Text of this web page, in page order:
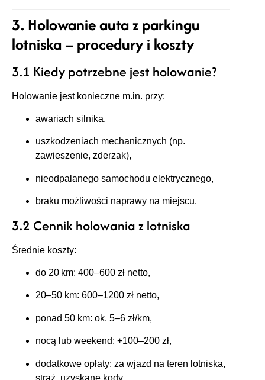
3. Holowanie auta z parkingu
lotniska – procedury i koszty
3.1 Kiedy potrzebne jest holowanie?
Holowanie jest konieczne m.in. przy:
awariach silnika,
uszkodzeniach mechanicznych (np.
zawieszenie, zderzak),
nieodpalanego samochodu elektrycznego,
braku możliwości naprawy na miejscu.
3.2 Cennik holowania z lotniska
Średnie koszty:
do 20 km: 400–600 zł netto,
20–50 km: 600–1200 zł netto,
ponad 50 km: ok. 5–6 zł/km,
nocą lub weekend: +100–200 zł,
dodatkowe opłaty: za wjazd na teren lotniska,
straż, uzyskane kody.